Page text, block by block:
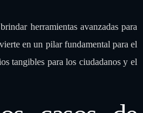
herramientas avanzadas para
en un pilar fundamental para el
tangibles para los ciudadanos y el